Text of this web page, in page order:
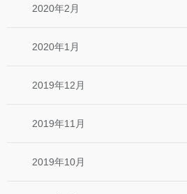
2020年2月
2020年1月
2019年12月
2019年11月
2019年10月